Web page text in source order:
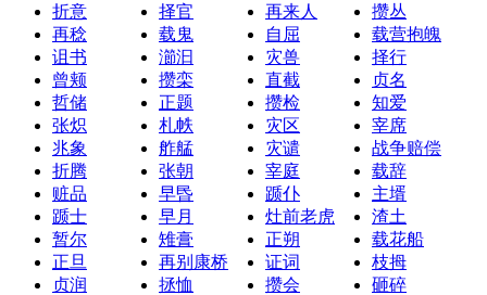
折意
择官 再来人
攒丛
再稔
载鬼 自屈
载营抱魄
诅书
瀄汩 灾兽
择行
曾颊
攒栾 直截
贞名
哲储
正题 攒检
知爱
张炽
札帙 灾区
宰席
兆象
舴艋 灾谴
战争赔偿
折腾
张朝 宰庭
载辞
赃品
早昬 踬仆
主壻
踬士
早月 灶前老虎
渣土
暂尔
雉膏 正朔
载花船
正旦
再别康桥 证词
枝拇
贞润
拯恤 攒会
砸碎